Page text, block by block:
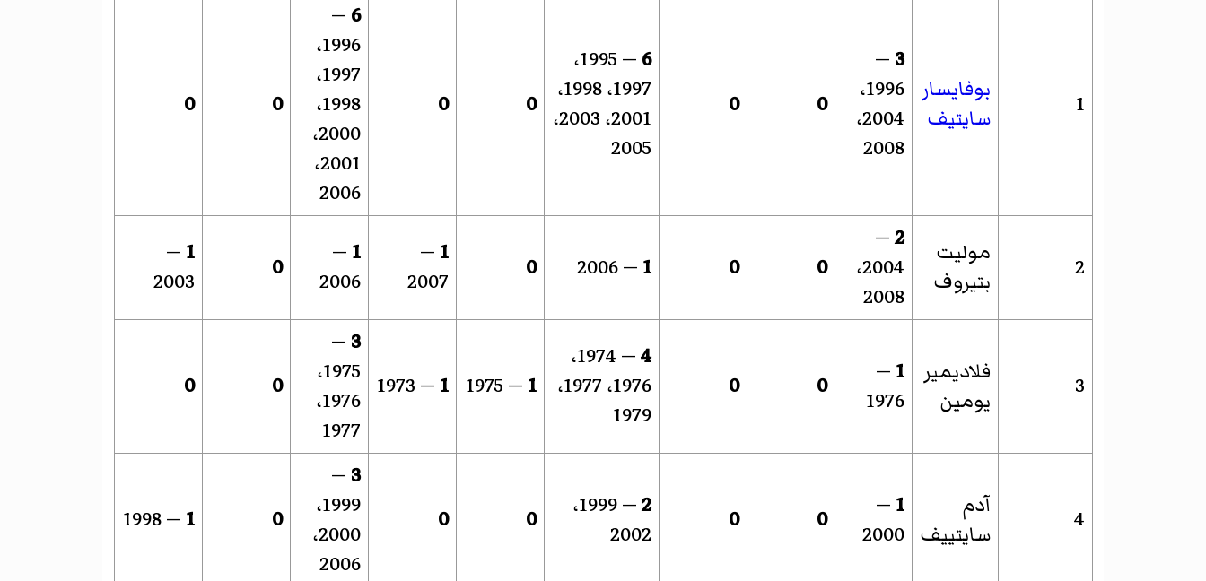
1
بوفايسار
سايتيف
3
—
1996،
2004،
2008
0
0
6
— 1995،
1997، 1998،
2001، 2003،
2005
0
0
6
—
1996،
1997،
1998،
2000،
2001،
2006
0
0
2
موليت
بتيروف
2
—
2004،
2008
0
0
1
— 2006
0
1
—
2007
1
—
2006
0
1
—
2003
3
فلاديمير
يومين
1
—
1976
0
0
4
— 1974،
1976، 1977،
1979
1
— 1975
1
— 1973
3
—
1975،
1976،
1977
0
0
4
آدم
سايتييف
1
—
2000
0
0
2
— 1999،
2002
0
0
3
—
1999،
2000،
2006
0
1
— 1998